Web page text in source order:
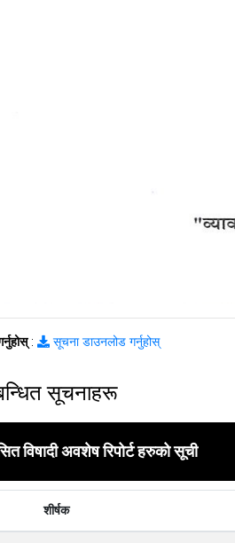
: सूचना डाउनलोड गर्नुहोस्
सूचनाहरू
विषादी अवशेष रिपोर्ट हरुको सूची
शीर्षक